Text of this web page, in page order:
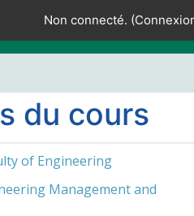
Non connecté. (
du cours
of Engineering
Management and